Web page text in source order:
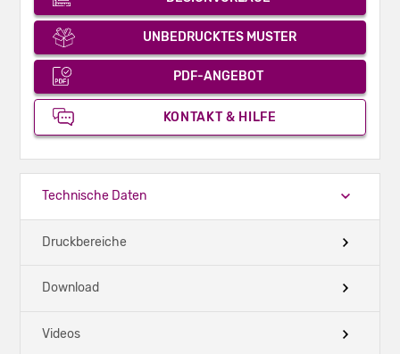
UNBEDRUCKTES MUSTER
PDF-ANGEBOT
KONTAKT & HILFE
Technische Daten
Druckbereiche
Download
Videos